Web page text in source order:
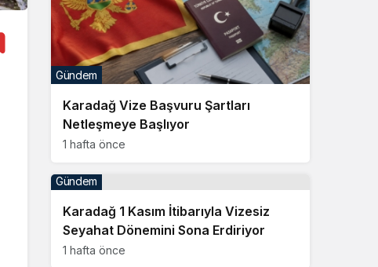
Karadağ Vize Başvuru Şartları
Netleşmeye Başlıyor
1 hafta önce
Gündem
Karadağ 1 Kasım İtibarıyla Vizesiz
Seyahat Dönemini Sona Erdiriyor
1 hafta önce
Gündem